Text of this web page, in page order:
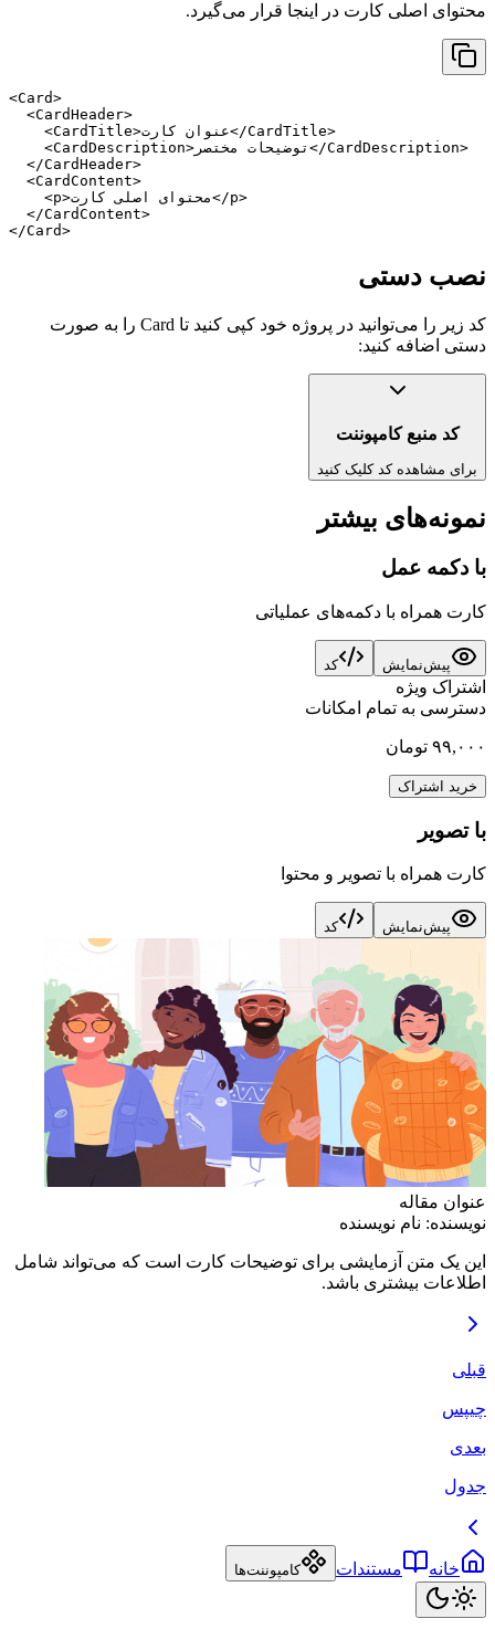
محتوای اصلی کارت در اینجا قرار می‌گیرد.
<Card>
  <CardHeader>
    <CardTitle>عنوان کارت</CardTitle>
    <CardDescription>توضیحات مختصر</CardDescription>
  </CardHeader>
  <CardContent>
    <p>محتوای اصلی کارت</p>
  </CardContent>
</Card>
نصب دستی
کد زیر را می‌توانید در پروژه خود کپی کنید تا Card را به صورت
دستی اضافه کنید:
کد منبع کامپوننت
برای مشاهده کد کلیک کنید
نمونه‌های بیشتر
با دکمه عمل
کارت همراه با دکمه‌های عملیاتی
پیش‌نمایش کد
اشتراک ویژه
دسترسی به تمام امکانات
۹۹,۰۰۰ تومان
خرید اشتراک
با تصویر
کارت همراه با تصویر و محتوا
پیش‌نمایش کد
عنوان مقاله
نویسنده: نام نویسنده
این یک متن آزمایشی برای توضیحات کارت است که می‌تواند شامل
اطلاعات بیشتری باشد.
قبلی
چیپس
بعدی
جدول
خانه مستندات کامپوننت‌ها